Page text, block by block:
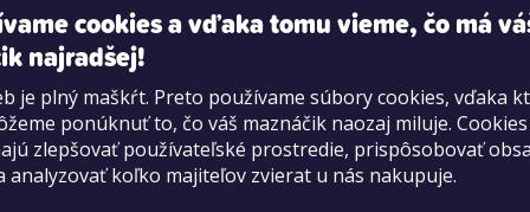
cookies a vďaka tomu vieme, čo má
najradšej!
je plný maškŕt. Preto používame súbory cookies, vďaka
ponúknuť to, čo váš maznáčik naozaj miluje.
zlepšovať používateľské prostredie, prispôsobovať
analyzovať koľko majiteľov zvierat u nás nakupuje.
prechod infekcie do dolných dýchacích ciest
–horúčka, apatia, nechutenstvo
môže byť príznakom mnohých iných ochorení–
neinfekčných (zápal, cudzie teleso, ochorenie